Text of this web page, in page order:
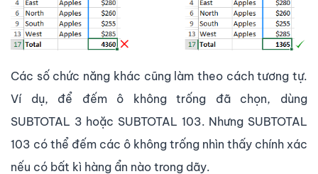
Các số chức năng khác cũng làm theo cách tương tự.
Ví dụ, để đếm ô không trống đã chọn, dùng
SUBTOTAL 3 hoặc SUBTOTAL 103. Nhưng SUBTOTAL
103 có thể đếm các ô không trống nhìn thấy chính xác
nếu có bất kì hàng ẩn nào trong dãy.